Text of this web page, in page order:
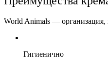
World Animals — организация,
Гигиенично